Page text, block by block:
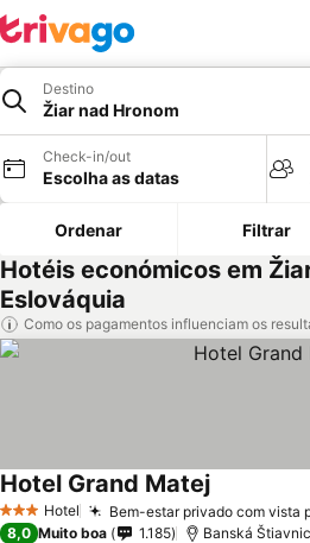
Destino
Žiar nad Hronom
Check-in/out
Escolha as datas
Ordenar Filtrar
Hotéis económicos em
Eslováquia
Como os pagamentos influenciam os
3 EstrelasHotel Bem-estar privado com vista
Hotel Grand MatejVer preços
8,0 Muito boa 1.185 Banská